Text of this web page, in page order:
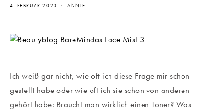
4. FEBRUAR 2020 ANNIE
Ich weiß gar nicht, wie oft ich diese Frage mir schon
gestellt habe oder wie oft ich sie schon von anderen
gehört habe: Braucht man wirklich einen Toner? Was